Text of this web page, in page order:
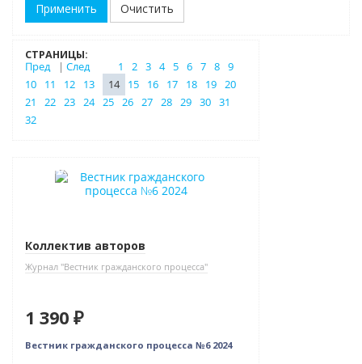
Очистить
СТРАНИЦЫ:
Пред
| След 1 2 3 4 5 6 7 8 9
10
11 12 13 14 15 16 17 18 19 20
21
22 23 24 25 26 27 28 29 30 31
32
Новинка
Коллектив авторов
Журнал "Вестник гражданского процесса"
1 390 ₽
Вестник гражданского процесса №6 2024